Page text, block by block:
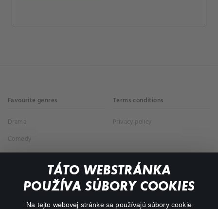
TÁTO WEBSTRÁNKA
POUŽÍVA SÚBORY COOKIES
Na tejto webovej stránke sa používajú súbory cookie
Favourite genres
Drama
Comedy
Documentaries
Terms conditions
Privacy policy